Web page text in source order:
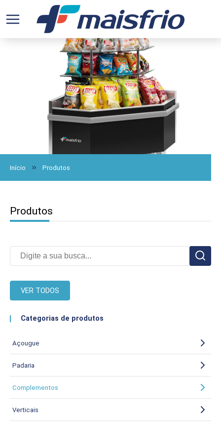
Início Produtos
Produtos
VER TODOS
Categorias de produtos
Açougue
Padaria
Complementos
Verticais